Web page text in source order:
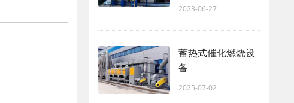
2023-06-27
蓄热式催化燃烧设
备
2025-07-02